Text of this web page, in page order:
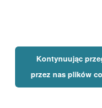
Kontynuując
przez nas plików